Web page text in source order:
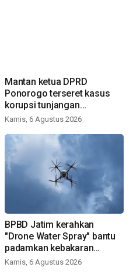
Mantan ketua DPRD
Ponorogo terseret kasus
korupsi tunjangan
perumahan
Kamis, 6 Agustus 2026
BPBD Jatim kerahkan
"Drone Water Spray" bantu
padamkan kebakaran
Bromo
Kamis, 6 Agustus 2026